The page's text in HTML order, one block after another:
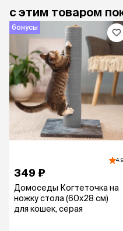
с этим товаром
бонусы
4.9
349 ₽
Домоседы Когтеточка на
ножку стола (60х28 см)
для кошек, серая